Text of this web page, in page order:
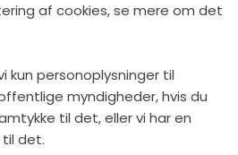
af cookies, se mere om det
kun personoplysninger til
myndigheder, hvis du
til det, eller vi har en
det.